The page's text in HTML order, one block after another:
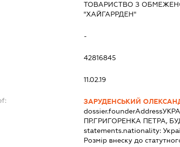
ТОВАРИСТВО З
"ХАЙГАРРДЕН"
-
42816845
11.02.19
ЗАРУДЕНСЬКИЙ
dossier.founderAddress
ПР.ГРИГОРЕНКА ПЕТРА,
statements.nationality:
Розмір внеску до